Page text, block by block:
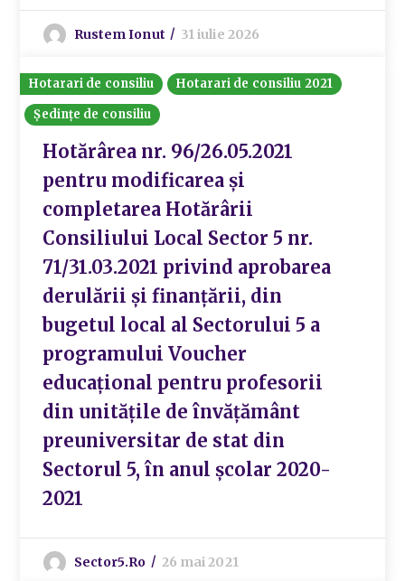
Rustem Ionut 31 iulie 2026
Hotarari de consiliu
Hotarari de consiliu 2021
Ședințe de consiliu
Hotărârea nr. 96/26.05.2021
pentru modificarea și
completarea Hotărârii
Consiliului Local Sector 5 nr.
71/31.03.2021 privind aprobarea
derulării şi finanţării, din
bugetul local al Sectorului 5 a
programului Voucher
educaţional pentru profesorii
din unităţile de învăţământ
preuniversitar de stat din
Sectorul 5, în anul şcolar 2020-
2021
Sector5.ro 26 mai 2021